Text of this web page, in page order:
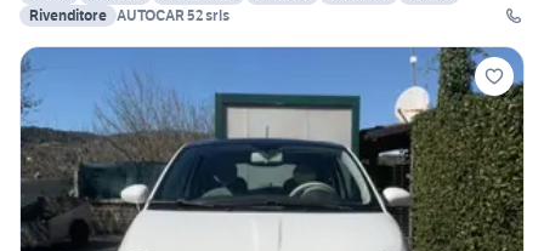
Rivenditore AUTOCAR 52 srls